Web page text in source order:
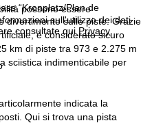
possono essere
sull'utilizzo dei dati
consultate qui Privacy
“Kronplatz/Plan de
divertimento sulle piste. Grazie
è considerato sicuro
km di piste tra 973 e 2.275 m
sciistica indimenticabile per
indicata la
Qui si trova una pista